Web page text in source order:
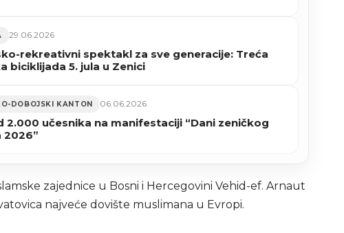
29.06.2026
rekreativni spektakl za sve generacije: Treća
biciklijada 5. jula u Zenici
DOBOJSKI KANTON 06.06.2026
2.000 učesnika na manifestaciji “Dani zeničkog
zajednice u Bosni i Hercegovini Vehid-ef. Arnaut
najveće dovište muslimana u Evropi.